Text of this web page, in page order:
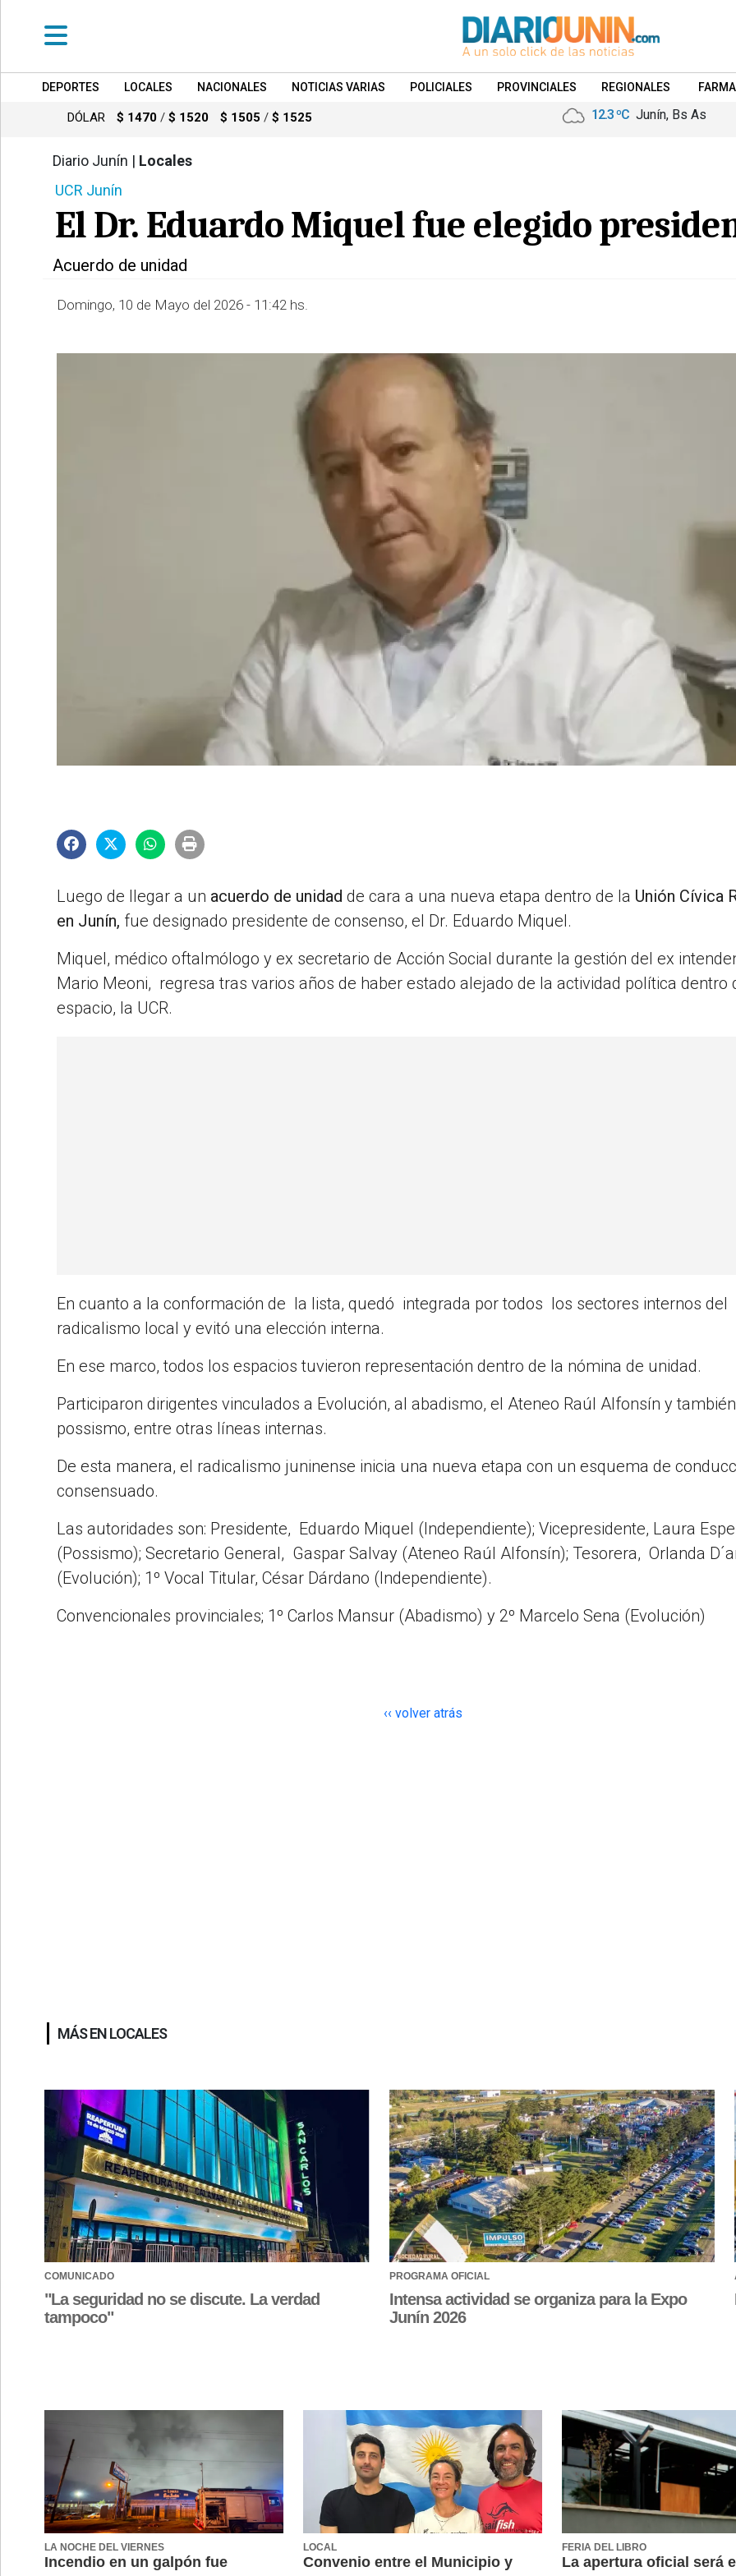
DEPORTES
LOCALES
©2007/2026
DEPORTES LOCALES NACIONALES NOTICIAS VARIAS POLICIALES PROVINCIALES REGIONALES
DÓLAR $ 1470 / $ 1520 $ 1505 / $ 1525 12.3 ºC Junín, Bs As
Diario Junín | Locales
UCR Junín
El Dr. Eduardo Miquel fue elegido
Acuerdo de unidad
Domingo, 10 de Mayo del 2026 - 11:42 hs.
Luego de llegar a un acuerdo de unidad de cara a una nueva etapa dentro de la Unión Cívica
en Junín, fue designado presidente de consenso, el Dr. Eduardo Miquel.
Miquel, médico oftalmólogo y ex secretario de Acción Social durante la gestión del ex
Mario Meoni, regresa tras varios años de haber estado alejado de la actividad política dentro
espacio, la UCR.
En cuanto a la conformación de la lista, quedó integrada por todos los sectores internos del
radicalismo local y evitó una elección interna.
En ese marco, todos los espacios tuvieron representación dentro de la nómina de unidad.
Participaron dirigentes vinculados a Evolución, al abadismo, el Ateneo Raúl Alfonsín y
possismo, entre otras líneas internas.
De esta manera, el radicalismo juninense inicia una nueva etapa con un esquema de
consensuado.
Las autoridades son: Presidente, Eduardo Miquel (Independiente); Vicepresidente, Laura
(Possismo); Secretario General, Gaspar Salvay (Ateneo Raúl Alfonsín); Tesorera, Orlanda
(Evolución); 1º Vocal Titular, César Dárdano (Independiente).
Convencionales provinciales; 1º Carlos Mansur (Abadismo) y 2º Marcelo Sena (Evolución)
‹‹ volver atrás
MÁS EN LOCALES
COMUNICADO
"La seguridad no se discute. La verdad
tampoco"
PROGRAMA OFICIAL
Intensa actividad se organiza para la Expo
Junín 2026
LA NOCHE DEL VIERNES
Incendio en un galpón fue
LOCAL
Convenio entre el Municipio y
FERIA DEL LIBRO
La apertura oficial será